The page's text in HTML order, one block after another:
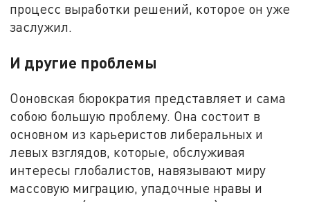
процесс выработки решений, которое он уже
заслужил.
И другие проблемы
Ооновская бюрократия представляет и сама
собою большую проблему. Она состоит в
основном из карьеристов либеральных и
левых взглядов, которые, обслуживая
интересы глобалистов, навязывают миру
массовую миграцию, упадочные нравы и